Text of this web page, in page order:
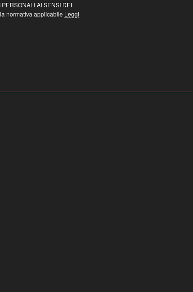
AI SENSI DEL
normativa applicabile Leggi